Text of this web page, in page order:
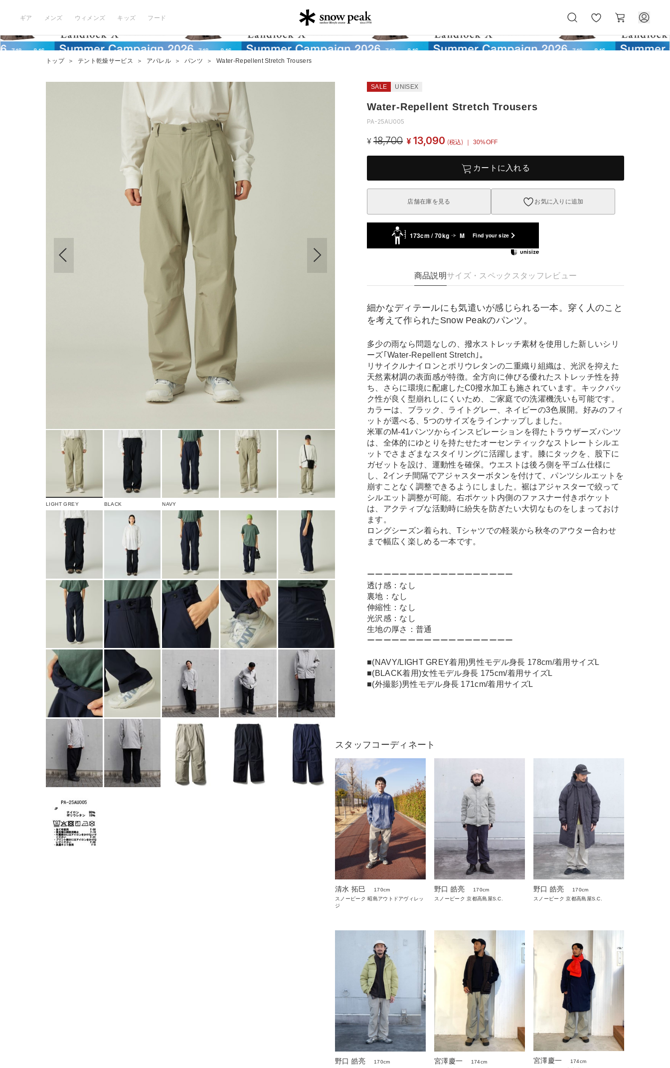
ギア メンズ ウィメンズ キッズ フード
気
に
ー
ト
トップ ＞ テント乾燥サービス ＞ アパレル ＞ パンツ ＞ Water-Repellent Stretch Trousers
LIGHT GREY BLACK NAVY
SALE UNISEX
Water-Repellent Stretch Trousers
PA-25AU005
¥ 18,700 ¥ 13,090 (税込) ｜ 30%OFF
カートに入れる
店舗在庫を見る お気に入りに追加
173cm / 70kg M Find your size
商品説明サイズ・スペック スタッフレビュー
細かなディテールにも気遣いが感じられる一本。穿く人のこと
を考えて作られたSnow Peakのパンツ。
多少の雨なら問題なしの、撥水ストレッチ素材を使用した新しいシリ
ーズ｢Water‐Repellent Stretch｣。
リサイクルナイロンとポリウレタンの二重織り組織は、光沢を抑えた
天然素材調の表面感が特徴。全方向に伸びる優れたストレッチ性を持
ち、さらに環境に配慮したC0撥水加工も施されています。キックバッ
ク性が良く型崩れしにくいため、ご家庭での洗濯機洗いも可能です。
カラーは、ブラック、ライトグレー、ネイビーの3色展開。好みのフィ
ットが選べる、5つのサイズをラインナップしました。
米軍のM-41パンツからインスピレーションを得たトラウザーズパンツ
は、全体的にゆとりを持たせたオーセンティックなストレートシルエ
ットでさまざまなスタイリングに活躍します。膝にタックを、股下に
ガゼットを設け、運動性を確保。ウエストは後ろ側を平ゴム仕様に
し、2インチ間隔でアジャスターボタンを付けて、パンツシルエットを
崩すことなく調整できるようにしました。裾はアジャスターで絞って
シルエット調整が可能。右ポケット内側のファスナー付きポケット
は、アクティブな活動時に紛失を防ぎたい大切なものをしまっておけ
ます。
ロングシーズン着られ、Tシャツでの軽装から秋冬のアウター合わせ
まで幅広く楽しめる一本です。
ーーーーーーーーーーーーーーーーーー
透け感：なし
裏地：なし
伸縮性：なし
光沢感：なし
生地の厚さ：普通
ーーーーーーーーーーーーーーーーーー
■(NAVY/LIGHT GREY着用)男性モデル身長 178cm/着用サイズL
■(BLACK着用)女性モデル身長 175cm/着用サイズL
■(外撮影)男性モデル身長 171cm/着用サイズL
スタッフコーディネート
清水 拓巳
170cm
スノーピーク 昭島アウトドアヴィレッ
ジ
野口 皓亮
170cm
スノーピーク 京都高島屋S.C.
野口 皓亮
170cm
スノーピーク 京都高島屋S.C.
野口 皓亮
170cm
宮澤慶一
174cm
宮澤慶一
174cm